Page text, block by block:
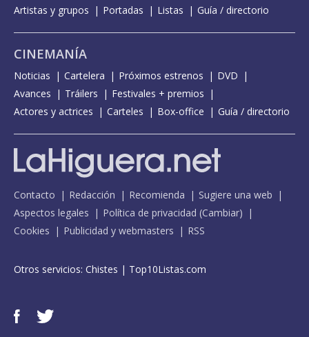
Artistas y grupos
Portadas Listas Guía / directorio
CINEMANÍA
Noticias Cartelera Próximos estrenos
DVD
Avances
Tráilers
Festivales + premios
Actores y actrices
Carteles Box-office Guía / directorio
Contacto Redacción Recomienda
Sugiere una web
Aspectos legales
Política de privacidad (Cambiar)
Cookies
Publicidad y webmasters RSS
Otros servicios: Chistes | Top10Listas.com